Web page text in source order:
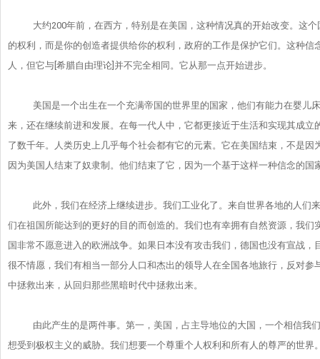
大约200年前，在西方，特别是在美国，这种情况真的开始改变。这个
的权利，而是你的创造者提供给你的权利， 政府的工作是保护它们。这种信
人，但它与[希腊自由理论]并不完全相 同。它从那一点开始进步。
美国是一个出生在一个充满帝国的世界里的国家，他们有能力在婴儿
来，还在继续前进和发展。在每一代人中， 它都更接近于生活和实现其成立
了数千年。
人类历史上几乎每个社会都有它的元素。它在美国结束， 不是因
因为美国人结束了奴隶制。他们结束了它， 因为一个基于这样一种信念的国
此外，我们在经济上继续进步。我们工业化了。来自世界各地的人们
们在祖国所能达到的更好的目的而创造的。我们也有幸拥有自然资源，我们
国非常不愿意进入的欧洲战争。 如果日本没有攻击我们，德国也没有宣战，
很不情愿， 我们有相当一部分人口和杰出的领导人在全国各地旅行， 反对参
中拯救出来， 从回归那些黑暗时代中拯救出来。
由此产生的是两件事。第一，美国，占主导地位的大国，一个相信我
想受到极权主义的威胁。 我们想要一个尊重个人权利和所有人的尊严的世界